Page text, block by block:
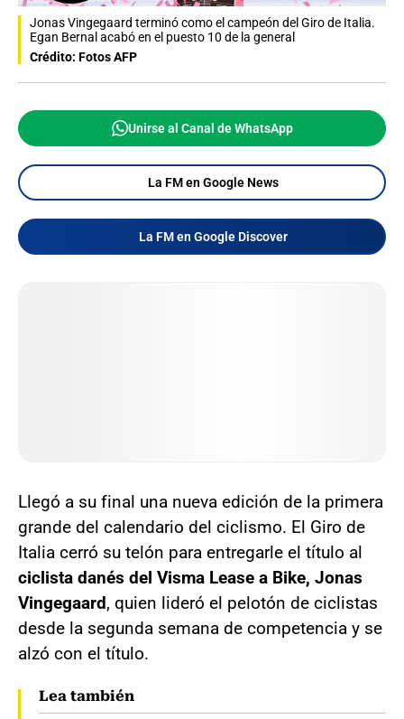
Jonas Vingegaard terminó como el campeón del Giro de Italia.
Egan Bernal acabó en el puesto 10 de la general
Crédito: Fotos AFP
Unirse al Canal de WhatsApp
La FM en Google News
La FM en Google Discover
Llegó a su final una nueva edición de la primera
grande del calendario del ciclismo. El Giro de
Italia cerró su telón para entregarle el título al
ciclista danés del Visma Lease a Bike, Jonas
Vingegaard, quien lideró el pelotón de ciclistas
desde la segunda semana de competencia y se
alzó con el título.
Lea también